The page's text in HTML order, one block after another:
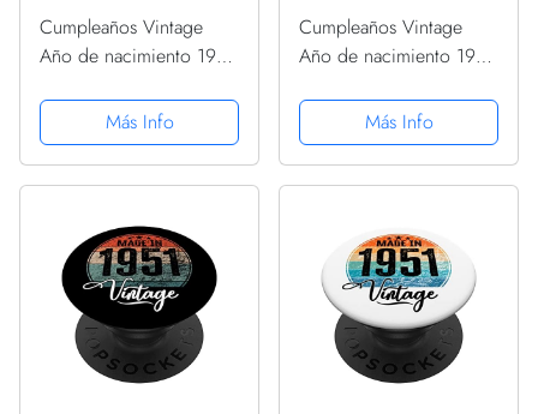
Cumpleaños Vintage
Año de nacimiento 1951
PopSockets PopGrip
Intercambiable
Más Info
Cumpleaños Vintage
Año de nacimiento 1951
PopSockets PopGrip
Intercambiable
Más Info